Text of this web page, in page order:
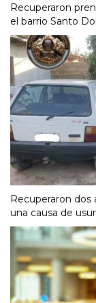
Recuperaron
el barrio Santo
Recuperaron
una causa de